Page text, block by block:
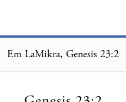
Em LaMikra, Genesis 23:2